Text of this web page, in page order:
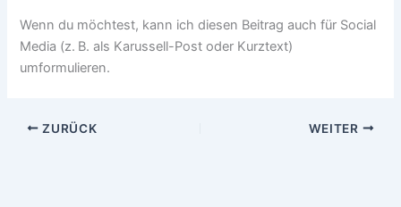
Wenn du möchtest, kann ich diesen Beitrag auch für Social
Media (z. B. als Karussell-Post oder Kurztext)
umformulieren.
ZURÜCK WEITER